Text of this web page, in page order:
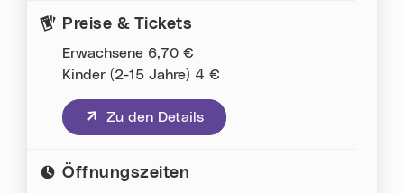
Preise & Tickets
Erwachsene 6,70 €
Kinder (2-15 Jahre) 4 €
Zu den Details
(neues Fenster)
Öffnungszeiten